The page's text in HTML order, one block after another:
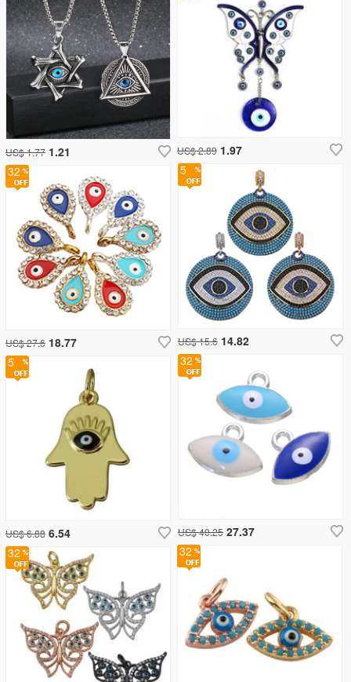
US$ 1.77 1.21
32
32
32
US$ 27.6 18.77
32
US$ 40.25 27.37
5
US$ 15.6 14.82
5
US$ 6.88 6.54
US$ 2.89 1.97